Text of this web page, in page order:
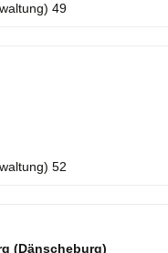
49
52
(Dänscheburg)